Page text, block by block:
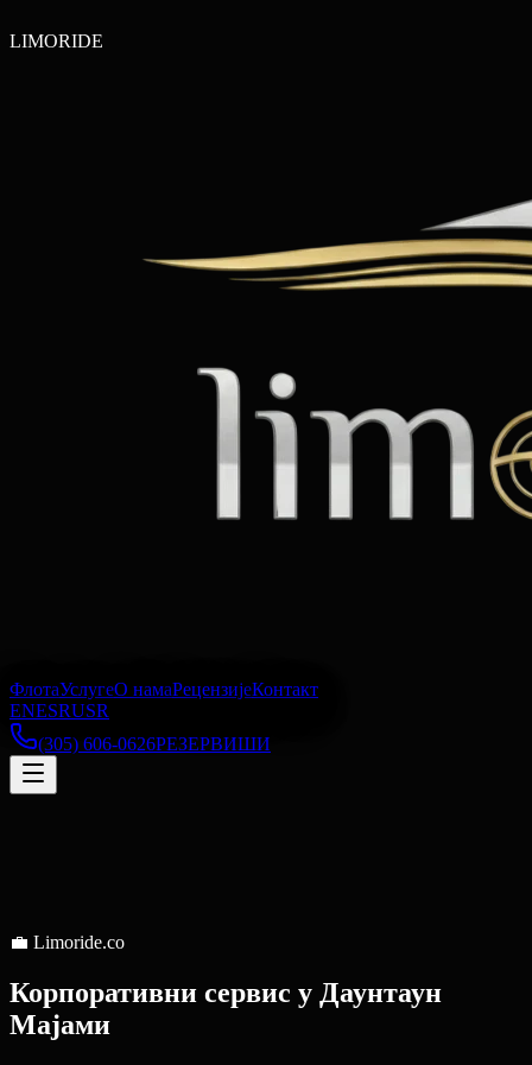
LIMORIDE
ФлотаУслугеО намаРецензијеКонтакт
ENESRUSR
(305) 606-0626РЕЗЕРВИШИ
💼 Limoride.co
Корпоративни сервис у Даунтаун
Мајами